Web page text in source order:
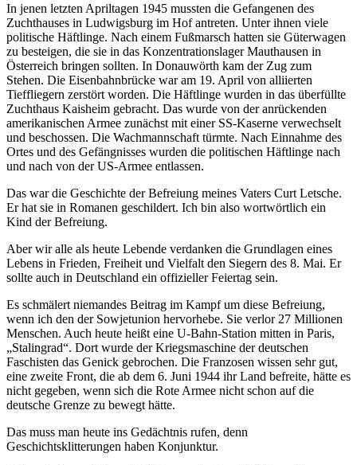
In jenen letzten Apriltagen 1945 mussten die Gefangenen des
Zuchthauses in Ludwigsburg im Hof antreten. Unter ihnen viele
politische Häftlinge. Nach einem Fußmarsch hatten sie Güterwagen
zu besteigen, die sie in das Konzentrationslager Mauthausen in
Österreich bringen sollten. In Donauwörth kam der Zug zum
Stehen. Die Eisenbahnbrücke war am 19. April von alliierten
Tieffliegern zerstört worden. Die Häftlinge wurden in das überfüllte
Zuchthaus Kaisheim gebracht. Das wurde von der anrückenden
amerikanischen Armee zunächst mit einer SS-Kaserne verwechselt
und beschossen. Die Wachmannschaft türmte. Nach Einnahme des
Ortes und des Gefängnisses wurden die politischen Häftlinge nach
und nach von der US-Armee entlassen.
Das war die Geschichte der Befreiung meines Vaters Curt Letsche.
Er hat sie in Romanen geschildert. Ich bin also wortwörtlich ein
Kind der Befreiung.
Aber wir alle als heute Lebende verdanken die Grundlagen eines
Lebens in Frieden, Freiheit und Vielfalt den Siegern des 8. Mai. Er
sollte auch in Deutschland ein offizieller Feiertag sein.
Es schmälert niemandes Beitrag im Kampf um diese Befreiung,
wenn ich den der Sowjetunion hervorhebe. Sie verlor 27 Millionen
Menschen. Auch heute heißt eine U-Bahn-Station mitten in Paris,
„Stalingrad“. Dort wurde der Kriegsmaschine der deutschen
Faschisten das Genick gebrochen. Die Franzosen wissen sehr gut,
eine zweite Front, die ab dem 6. Juni 1944 ihr Land befreite, hätte es
nicht gegeben, wenn sich die Rote Armee nicht schon auf die
deutsche Grenze zu bewegt hätte.
Das muss man heute ins Gedächtnis rufen, denn
Geschichtsklitterungen haben Konjunktur.